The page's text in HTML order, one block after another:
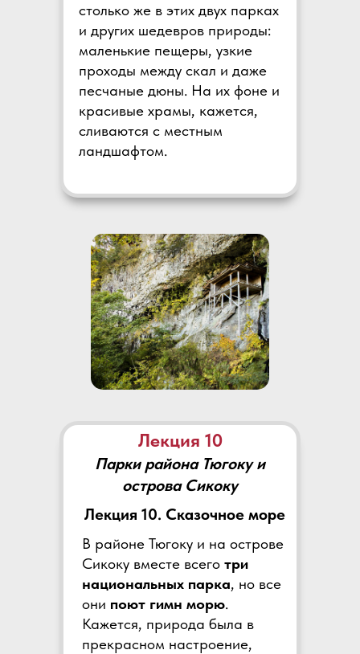
столько же в этих двух парках
и других шедевров природы:
маленькие пещеры, узкие
проходы между скал и даже
песчаные дюны. На их фоне и
красивые храмы, кажется,
сливаются с местным
ландшафтом.
В районе Тюгоку и на острове
Сикоку вместе всего три
национальных парка, но все
они поют гимн морю.
Кажется, природа была в
прекрасном настроение,
Парки района Тюгоку и
острова Сикоку
Лекция 10
Лекция 10. Сказочное море